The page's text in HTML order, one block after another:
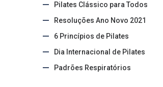
Pilates Clássico para Todos
Resoluções Ano Novo 2021
6 Princípios de Pilates
Dia Internacional de Pilates
Padrões Respiratórios